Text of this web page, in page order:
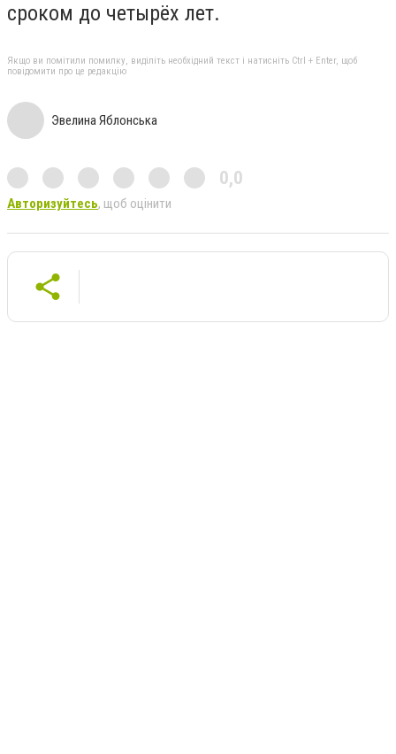
сроком до четырёх лет.
Якщо ви помітили помилку, виділіть необхідний текст і натисніть Ctrl + Enter, щоб
повідомити про це редакцію
Эвелина Яблонська
0,0
Авторизуйтесь, щоб оцінити